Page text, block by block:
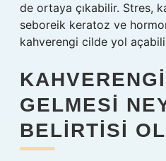
de ortaya çıkabilir. Stres,
seboreik keratoz ve
kahverengi cilde yol
GELMESI
BELIRTISI